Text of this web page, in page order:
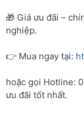
🎁 Giá ưu đãi –
nghiệp.
👉 Mua ngay tại:
hoặc gọi Hotline:
ưu đãi tốt nhất.